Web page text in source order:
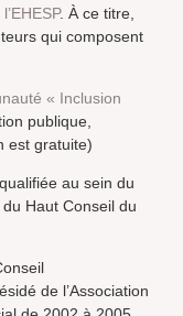
. À ce titre,
qui composent
« Inclusion
publique,
est gratuite)
au sein du
Haut Conseil du
de l’Association